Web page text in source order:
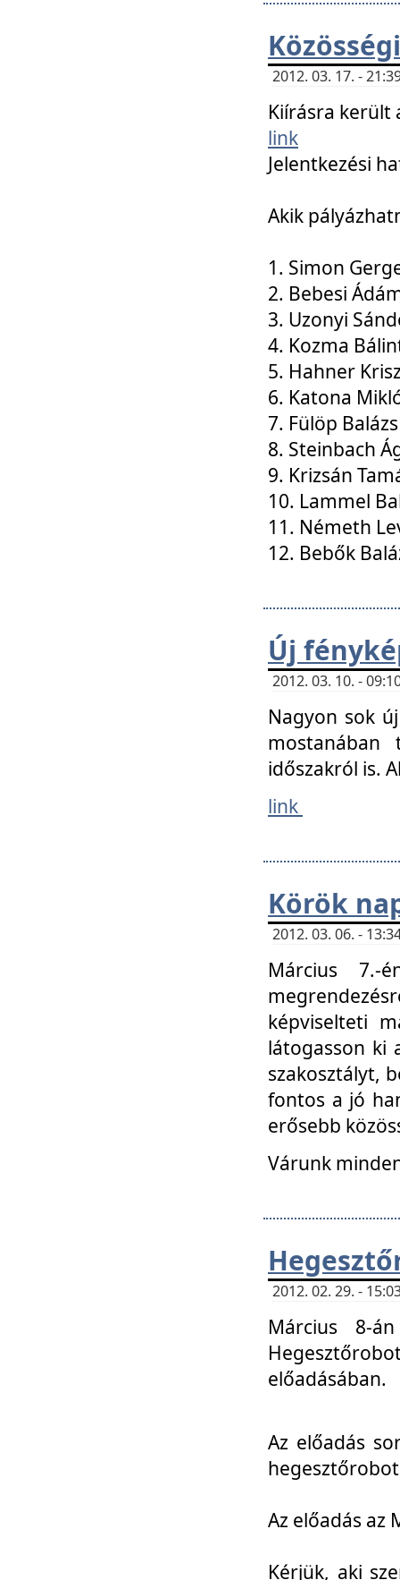
2012. 03. 17. -
Kiírásra került
link
Jelentkezési
Akik
1. Simon
2. Bebesi
3. Uzonyi
4. Kozma
5. Hahner
6. Katona
7. Fülöp Balázs
8. Steinbach
9. Krizsán
10. Lammel
11. Németh
12. Bebők
Új
2012. 03. 10. -
Nagyon sok
mostanában
időszakról is.
link
Körök
2012. 03. 06. -
Március 7.-
képviselteti
látogasson ki
szakosztályt,
fontos a jó
erősebb
Várunk
2012. 02. 29. -
Március 8-
előadásában.
Az előadás
Az előadás az
Kérjük, aki